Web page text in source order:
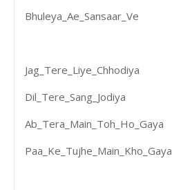
Bhuleya_Ae_Sansaar_Ve
Jag_Tere_Liye_Chhodiya
Dil_Tere_Sang_Jodiya
Ab_Tera_Main_Toh_Ho_Gaya
Paa_Ke_Tujhe_Main_Kho_Gaya